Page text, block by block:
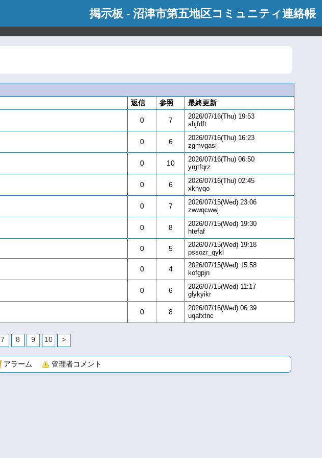
掲示板 - 沼津市第五地区コミュニティ連絡帳
返信 参照
最終更新
0 7
2026/07/16(Thu) 19:53
ahjfdft
0 6
2026/07/16(Thu) 16:23
zgmvgasi
0 10
2026/07/16(Thu) 06:50
yrgtfqrz
0 6
2026/07/16(Thu) 02:45
xknyqo
0 7
2026/07/15(Wed) 23:06
zwwqcwwj
0 8
2026/07/15(Wed) 19:30
htefaf
0 5
2026/07/15(Wed) 19:18
pssozr_qykl
0 4
2026/07/15(Wed) 15:58
kofgpjn
0 6
2026/07/15(Wed) 11:17
glykyikr
0 8
2026/07/15(Wed) 06:39
uqafxtnc
7 8 9 10 >
アラーム 管理者コメント